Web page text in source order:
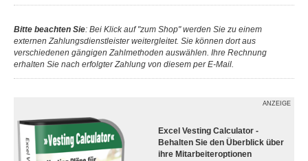
Bitte beachten Sie: Bei Klick auf "zum Shop" werden Sie zu einem
externen Zahlungsdienstleister weitergleitet. Sie können dort aus
verschiedenen gängigen Zahlmethoden auswählen. Ihre Rechnung
erhalten Sie nach erfolgter Zahlung von diesem per E-Mail.
ANZEIGE
Excel Vesting Calculator -
Behalten Sie den Überblick über
ihre Mitarbeiteroptionen